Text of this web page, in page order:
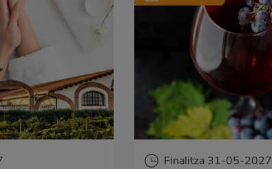
Finalitza 31-05-2027